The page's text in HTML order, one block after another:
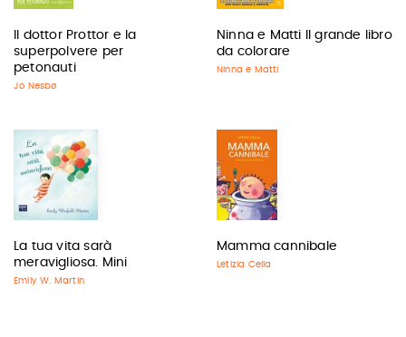
Il dottor Prottor e la
superpolvere per
petonauti
Jo Nesbø
Ninna e Matti Il grande libro
da colorare
Ninna e Matti
La tua vita sarà
meravigliosa. Mini
Emily W. Martin
Mamma cannibale
Letizia Cella